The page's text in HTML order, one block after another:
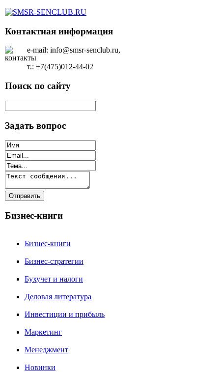
Контактная информация
e-mail: info@smsr-senclub.ru,
т.: +7(475)012-44-02
Поиск по сайту
Задать вопрос
Бизнес-книги
Бизнес-книги
Бизнес-стратегии
Бухучет и налоги
Деловая литература
Инвестиции и прибыль
Маркетинг
Менеджмент
Новинки